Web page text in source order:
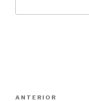
Post
ANTERIOR